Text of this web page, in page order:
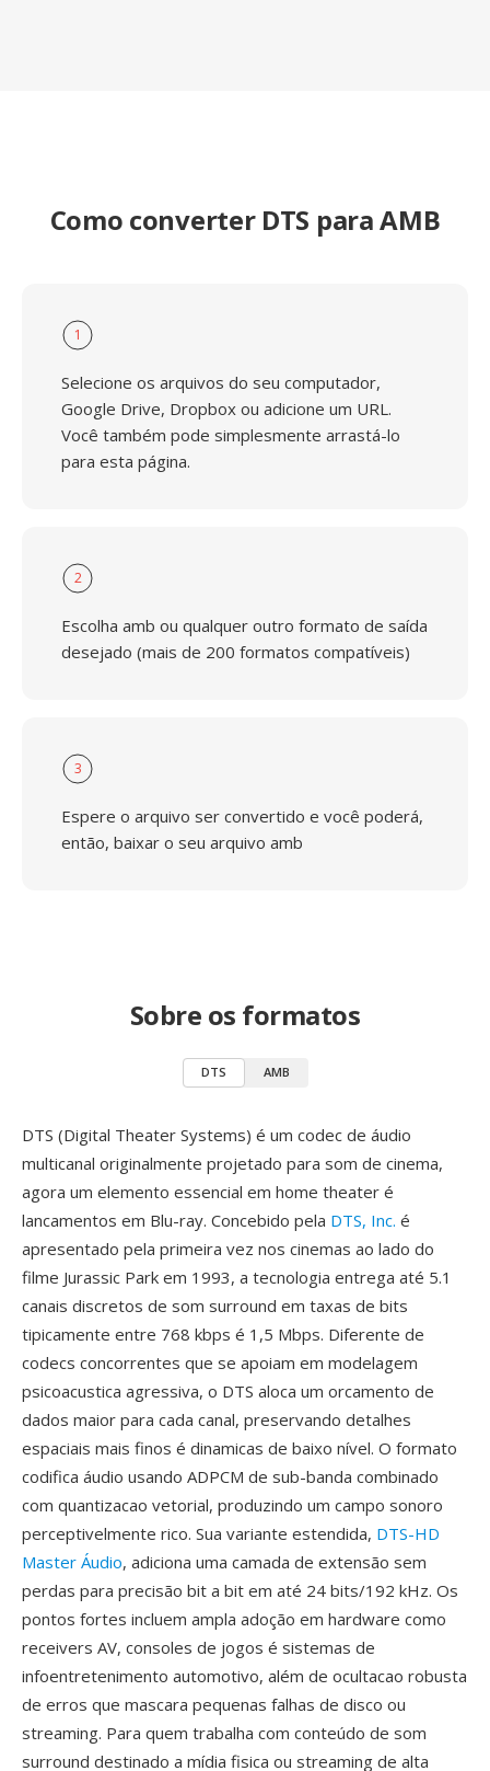
Como converter DTS para AMB
1
Selecione os arquivos do seu computador,
Google Drive, Dropbox ou adicione um URL.
Você também pode simplesmente arrastá-lo
para esta página.
2
Escolha amb ou qualquer outro formato de saída
desejado (mais de 200 formatos compatíveis)
3
Espere o arquivo ser convertido e você poderá,
então, baixar o seu arquivo amb
Sobre os formatos
DTS AMB
DTS (Digital Theater Systems) é um codec de áudio
multicanal originalmente projetado para som de cinema,
agora um elemento essencial em home theater é
lancamentos em Blu-ray. Concebido pela DTS, Inc. é
apresentado pela primeira vez nos cinemas ao lado do
filme Jurassic Park em 1993, a tecnologia entrega até 5.1
canais discretos de som surround em taxas de bits
tipicamente entre 768 kbps é 1,5 Mbps. Diferente de
codecs concorrentes que se apoiam em modelagem
psicoacustica agressiva, o DTS aloca um orcamento de
dados maior para cada canal, preservando detalhes
espaciais mais finos é dinamicas de baixo nível. O formato
codifica áudio usando ADPCM de sub-banda combinado
com quantizacao vetorial, produzindo um campo sonoro
perceptivelmente rico. Sua variante estendida, DTS-HD
Master Áudio, adiciona uma camada de extensão sem
perdas para precisão bit a bit em até 24 bits/192 kHz. Os
pontos fortes incluem ampla adoção em hardware como
receivers AV, consoles de jogos é sistemas de
infoentretenimento automotivo, além de ocultacao robusta
de erros que mascara pequenas falhas de disco ou
streaming. Para quem trabalha com conteúdo de som
surround destinado a mídia fisica ou streaming de alta